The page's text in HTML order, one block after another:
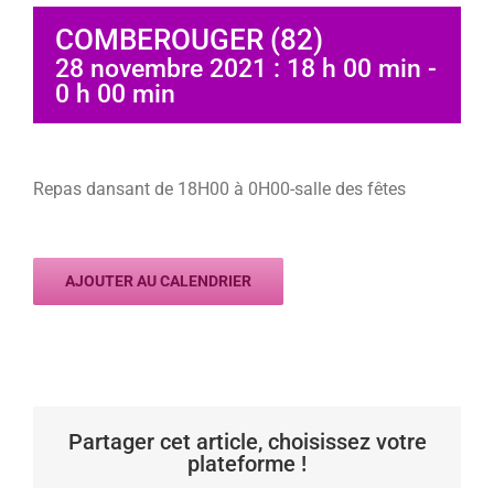
COMBEROUGER (82)
28 novembre 2021 : 18 h 00 min -
0 h 00 min
Repas dansant de 18H00 à 0H00-salle des fêtes
AJOUTER AU CALENDRIER
Partager cet article, choisissez votre
plateforme !